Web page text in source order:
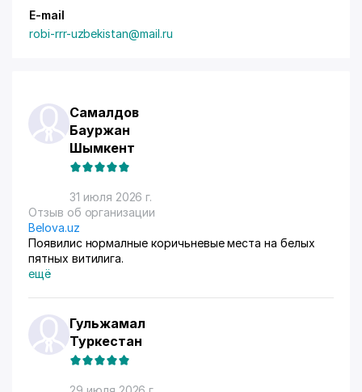
E-mail
robi-rrr-uzbekistan@mail.ru
Самалдов
Бауржан
Шымкент
31 июля 2026 г.
Отзыв об организации
Belova.uz
Появилис нормалные коричьневые места на белых
пятных витилига.
ещё
Гульжамал
Туркестан